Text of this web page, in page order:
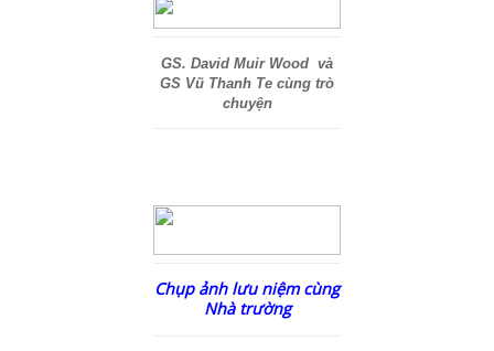
GS. David Muir Wood và
GS Vũ Thanh Te cùng trò
chuyện
Chụp ảnh lưu niệm cùng
Nhà trường